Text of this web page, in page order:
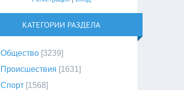
КАТЕГОРИИ РАЗДЕЛА
Общество [3239]
Происшествия [1631]
Спорт [1568]